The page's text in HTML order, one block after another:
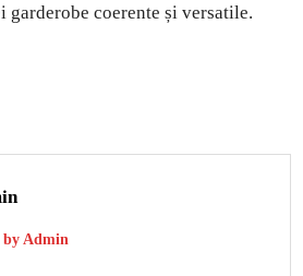
garderobe coerente și versatile.
by Admin